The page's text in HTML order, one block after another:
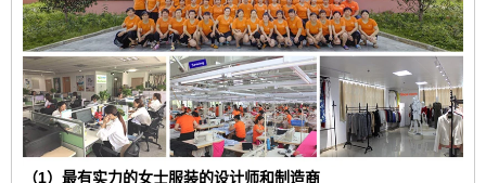
（1）最有实力的女士服装的设计师和制造商